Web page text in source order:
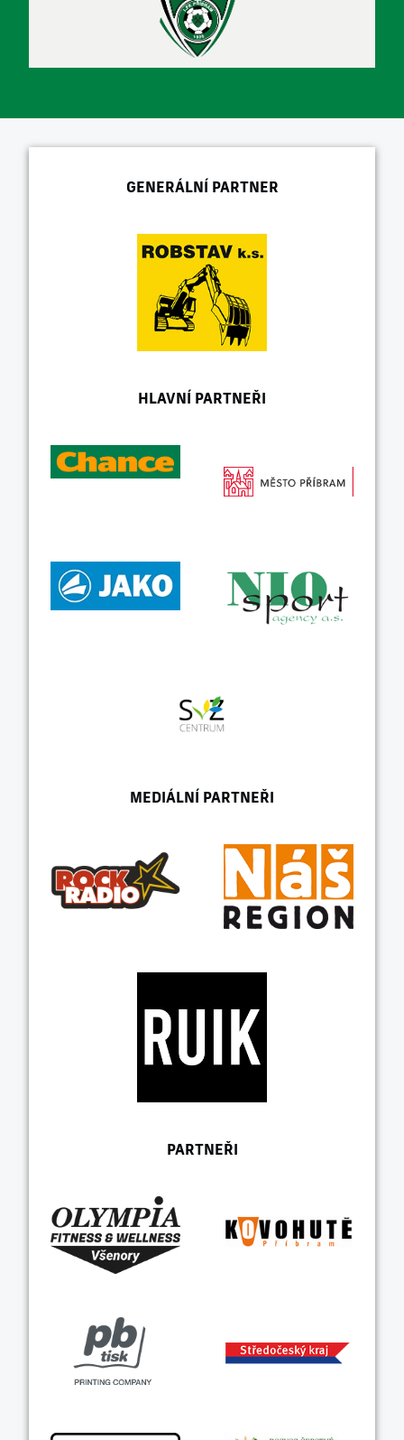
GENERÁLNÍ PARTNER
HLAVNÍ PARTNEŘI
MEDIÁLNÍ PARTNEŘI
PARTNEŘI